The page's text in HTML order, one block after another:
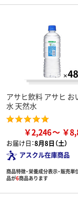
アサヒ飲料 アサヒ お
水 天然水
￥2,246 ￥
お届け日：8月8日（土）
アスクル在庫商品
商品特徴・栄養成分表示・販売単
品が6商品あります